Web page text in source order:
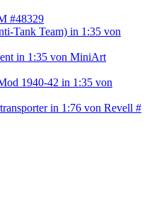
#48329
Tank Team) in 1:35 von
in 1:35 von MiniArt
1940-42 in 1:35 von
in 1:76 von Revell #